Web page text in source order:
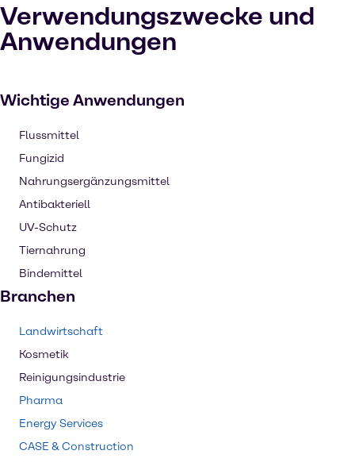
Verwendungszwecke und
Anwendungen
Wichtige Anwendungen
Flussmittel
Fungizid
Nahrungsergänzungsmittel
Antibakteriell
UV-Schutz
Tiernahrung
Bindemittel
Branchen
Landwirtschaft
Kosmetik
Reinigungsindustrie
Pharma
Energy Services
CASE & Construction